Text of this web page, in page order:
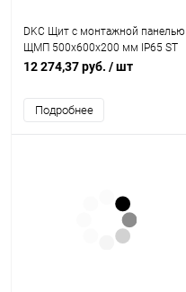
DKC Щит с монтажной панелью
ЩМП 500x600x200 мм IP65 ST
(R5ST0562)
12 274,37 руб. / шт
Подробнее